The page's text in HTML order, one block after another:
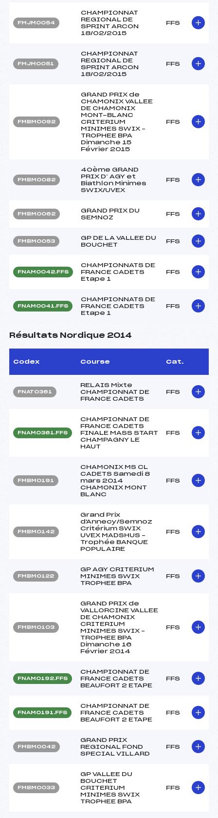
FMJM0054
CHAMPIONNAT
REGIONAL DE
SPRINT ARCON
18/02/2015
FFS
FMJM0051
CHAMPIONNAT
REGIONAL DE
SPRINT ARCON
18/02/2015
FFS
FMBM0092
GRAND PRIX de
CHAMONIX VALLEE
DE CHAMONIX
MONT-BLANC
CRITERIUM
MINIMES SWIX –
TROPHEE BPA
Dimanche 15
Février 2015
FFS
FMBM0082
40ème GRAND
PRIX D’ AGY et
Biathlon Minimes
SWIX/UVEX
FFS
FMBM0062
GRAND PRIX DU
SEMNOZ
FFS
FMBM0053
GP DE LA VALLEE DU
BOUCHET
FFS
FNAM0042.FFS
CHAMPIONNATS DE
FRANCE CADETS
Etape 1
FFS
FNAM0041.FFS
CHAMPIONNATS DE
FRANCE CADETS
Etape 1
FFS
Résultats Nordique 2014
Codex Course Cat.
FNAT0361
RELAIS Mixte
CHAMPIONNAT DE
FRANCE CADETS
FFS
FNAM0361.FFS
CHAMPIONNAT DE
FRANCE CADETS
FINALE MASS START
CHAMPAGNY LE
HAUT
FFS
FMBM0191
CHAMONIX MS CL
CADETS Samedi 8
mars 2014
CHAMONIX MONT
BLANC
FFS
FMBM0142
Grand Prix
d'Annecy/Semnoz
Critérium SWIX
UVEX MADSHUS –
Trophée BANQUE
POPULAIRE
FFS
FMBM0122
GP AGY CRITERIUM
MINIMES SWIX
TROPHEE BPA
FFS
FMBM0103
GRAND PRIX de
VALLORCINE VALLEE
DE CHAMONIX
CRITERIUM
MINIMES SWIX –
TROPHEE BPA
Dimanche 16
Février 2014
FFS
FNAM0192.FFS
CHAMPIONNAT DE
FRANCE CADETS
BEAUFORT 2 ETAPE
FFS
FNAM0191.FFS
CHAMPIONNAT DE
FRANCE CADETS
BEAUFORT 2 ETAPE
FFS
FMBM0042
GRAND PRIX
REGIONAL FOND
SPECIAL VILLARD
FFS
FMBM0033
GP VALLEE DU
BOUCHET
CRITERIUM
MINIMES SWIX
TROPHEE BPA
FFS